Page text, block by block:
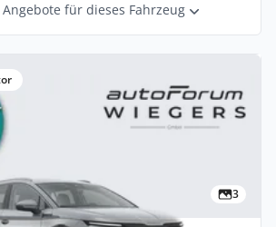
für dieses Fahrzeug
3